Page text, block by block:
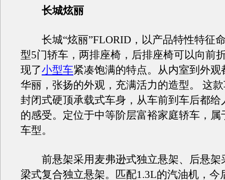
长城炫丽
长城“炫丽”FLORID，以产品特性特征
型5门轿车，两排座椅，后排座椅可以向前
现了小型车紧凑饱满的特点。从内室到外观
华丽，张扬的外观，充满活力的造型。 这
封闭式硬顶承载式车身，从车前到车后都给
的感受。定位于中等阶层富裕家庭轿车，属
车型。
前悬架采用麦弗逊式独立悬架、后悬架
梁式复合独立悬架。匹配1.3L的汽油机，今